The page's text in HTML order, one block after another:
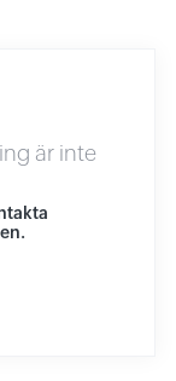
är inte